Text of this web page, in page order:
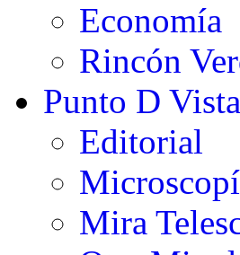
Economía
Rincón
Punto D Vista
Editorial
Mira